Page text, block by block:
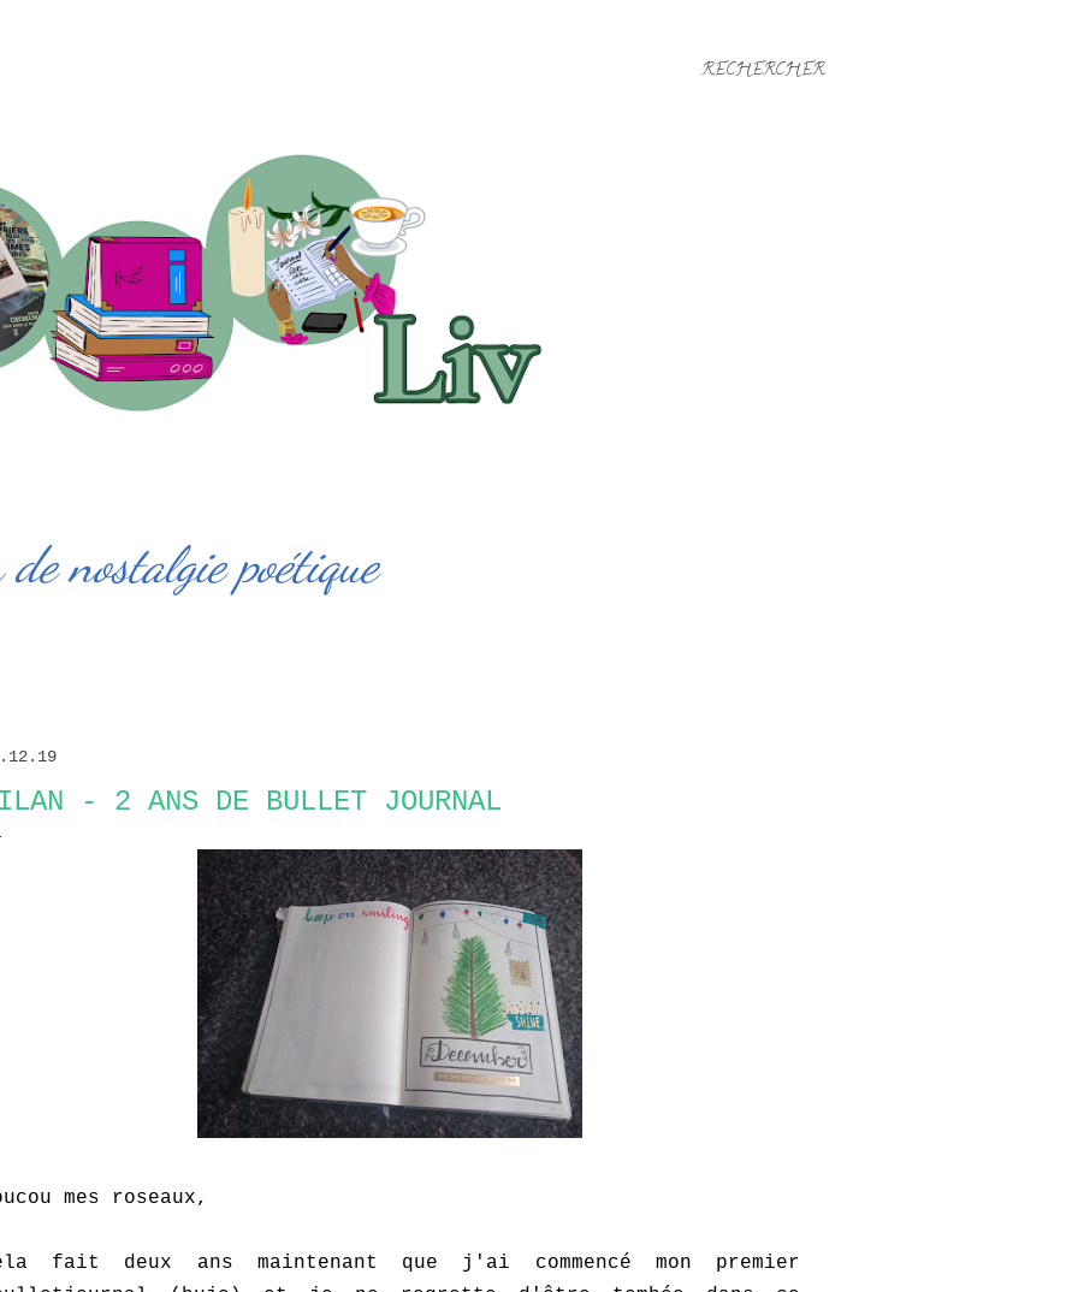
RECHERCHER
nostalgie poétique
- 2 ANS DE BULLET JOURNAL
mes roseaux,
fait deux ans maintenant que j'ai commencé mon premier